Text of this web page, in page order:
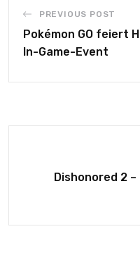
PREVIOUS POST
Pokémon GO feiert
In-Game-Event
Dishonored 2